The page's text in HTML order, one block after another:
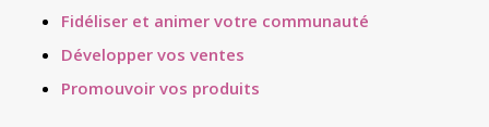
Fidéliser et animer votre communauté
Développer vos ventes
Promouvoir vos produits